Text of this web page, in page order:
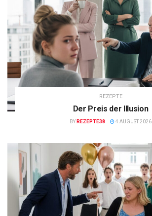
REZEPTE
Der Preis der Illusion
BY REZEPTE38 4 AUGUST 2026